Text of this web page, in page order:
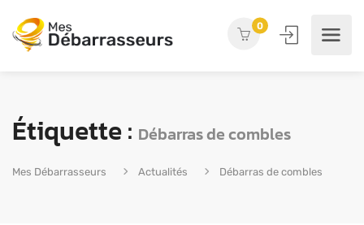
0
Étiquette : Débarras de combles
Mes Débarrasseurs Actualités Débarras de combles